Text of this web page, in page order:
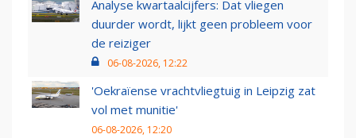
Analyse kwartaalcijfers: Dat vliegen
duurder wordt, lijkt geen probleem voor
de reiziger
06-08-2026, 12:22
'Oekraïense vrachtvliegtuig in Leipzig zat
vol met munitie'
06-08-2026, 12:20